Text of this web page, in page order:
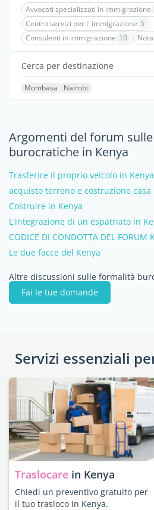
Avvocati specializzati in immigrazione
Centro servizi per l' immigrazione 5
Consulenti in immigrazione 10 Notai
Cerca per destinazione
Mombasa Nairobi
Argomenti del forum
burocratiche in Kenya
Trasferire il proprio veicolo in Kenya
acquisto terreno e costruzione casa
Costruire in Kenya
L'integrazione di un espatriato in
CODICE DI CONDOTTA DEL FORUM
Le due facce del Kenya
Altre discussioni sulle formalità
Fai le tue domande
Servizi essenziali
Traslocare in Kenya
Chiedi un preventivo gratuito per
il tuo trasloco in Kenya.